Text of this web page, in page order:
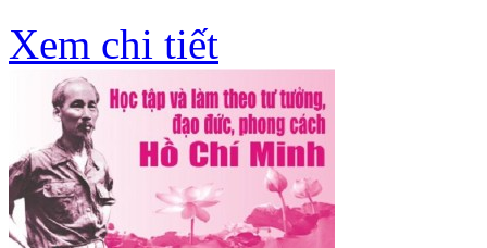
Xem chi tiết